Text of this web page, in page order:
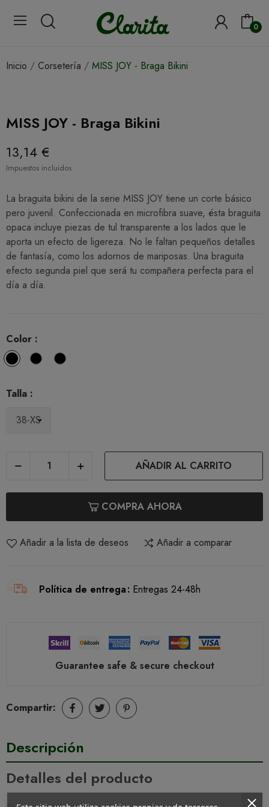
0
Inicio Corsetería MISS JOY - Braga Bikini
MISS JOY - Braga Bikini
13,14 €
Impuestos incluidos
La braguita bikini de la serie MISS JOY tiene un corte básico
pero juvenil. Confeccionada en microfibra suave, ésta braguita
opaca incluye piezas de tul transparente a los lados que le
aporta un efecto de ligereza. No le faltan pequeños detalles
de fantasía, como los adornos de mariposas. Una braguita
efecto segunda piel que será tu compañera perfecta para el
día a día.
Color :
BlancoNegroDuna
Talla :
AÑADIR AL CARRITO
COMPRA AHORA
Añadir a la lista de deseos Añadir a comparar
Política de entrega Entregas 24-48h
Guarantee safe & secure checkout
Compartir:
Descripción
Detalles del producto